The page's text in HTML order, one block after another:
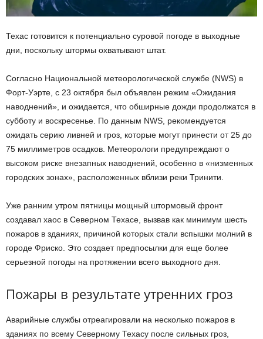
Техас готовится к потенциально суровой погоде в выходные
дни, поскольку штормы охватывают штат.
Согласно Национальной метеорологической службе (NWS) в
Форт-Уэрте, с 23 октября был объявлен режим «Ожидания
наводнений», и ожидается, что обширные дожди продолжатся в
субботу и воскресенье. По данным NWS, рекомендуется
ожидать серию ливней и гроз, которые могут принести от 25 до
75 миллиметров осадков. Метеорологи предупреждают о
высоком риске внезапных наводнений, особенно в «низменных
городских зонах», расположенных вблизи реки Тринити.
Уже ранним утром пятницы мощный штормовый фронт
создавал хаос в Северном Техасе, вызвав как минимум шесть
пожаров в зданиях, причиной которых стали вспышки молний в
городе Фриско. Это создает предпосылки для еще более
серьезной погоды на протяжении всего выходного дня.
Пожары в результате утренних гроз
Аварийные службы отреагировали на несколько пожаров в
зданиях по всему Северному Техасу после сильных гроз,